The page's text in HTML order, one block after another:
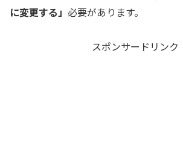
に変更する」 必要があります。
スポンサードリンク